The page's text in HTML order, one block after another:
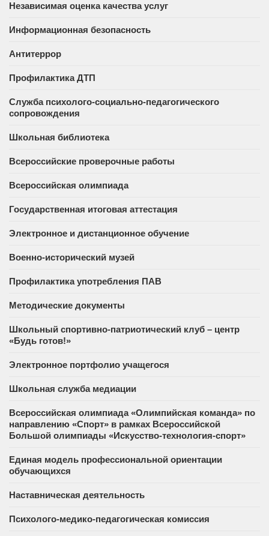
Независимая оценка качества услуг
Информационная безопасность
Антитеррор
Профилактика ДТП
Служба психолого-социально-педагогического
сопровождения
Школьная библиотека
Всероссийские проверочные работы
Всероссийская олимпиада
Государственная итоговая аттестация
Электронное и дистанционное обучение
Военно-исторический музей
Профилактика употребления ПАВ
Методические документы
Школьный спортивно-патриотический клуб – центр
«Будь готов!»
Электронное портфолио учащегося
Школьная служба медиации
Всероссийская олимпиада «Олимпийская команда» по
направлению «Спорт» в рамках Всероссийской
Большой олимпиады «Искусство-технология-спорт»
Единая модель профессиональной ориентации
обучающихся
Наставническая деятельность
Психолого-медико-педагогическая комиссия